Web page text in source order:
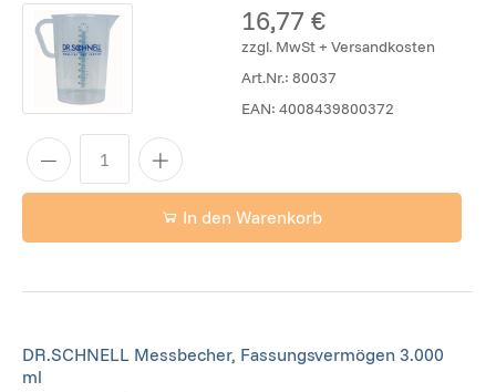
16,77 €
zzgl. MwSt + Versandkosten
Art.Nr.:80037
EAN:4008439800372
In den Warenkorb
DR.SCHNELL Messbecher, Fassungsvermögen 3.000
ml